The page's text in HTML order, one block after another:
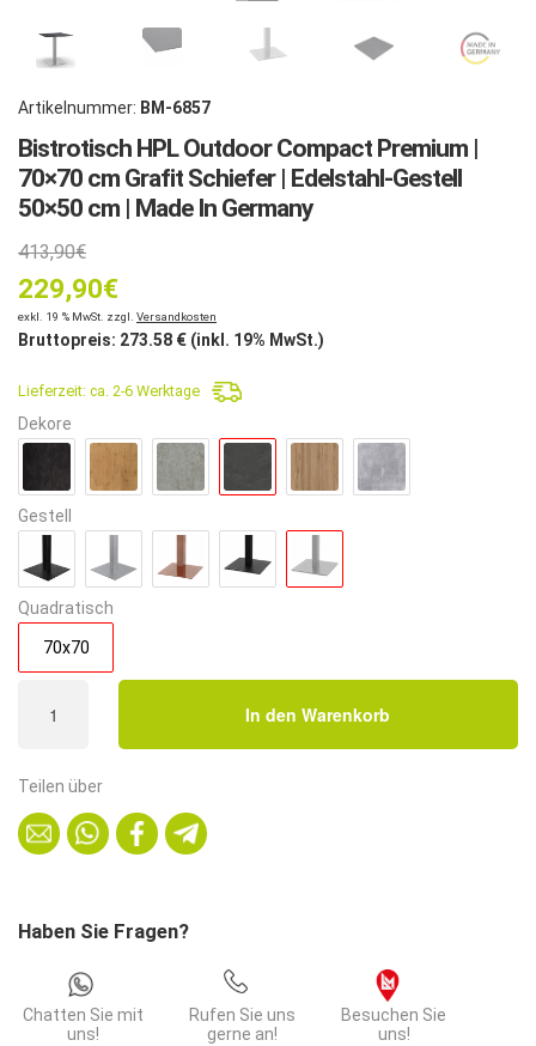
Artikelnummer: BM-6857
Bistrotisch HPL Outdoor Compact Premium |
70×70 cm Grafit Schiefer | Edelstahl-Gestell
50×50 cm | Made In Germany
413,90€Ursprünglicher
Preis
war:
413,90€
229,90€
Aktueller
Preis
ist:
229,90€.
exkl. 19 % MwSt. zzgl. Versandkosten
Bruttopreis: 273.58 € (inkl. 19% MwSt.)
Lieferzeit: ca. 2-6 Werktage
Dekore
Gestell
Quadratisch
70x70
Compact
|
70x70
Schiefer
Edelstahl-
Gestell
In den Warenkorb
Teilen über
Haben Sie Fragen?
Chatten Sie mit
uns!
Rufen Sie uns
gerne an!
Besuchen Sie
uns!